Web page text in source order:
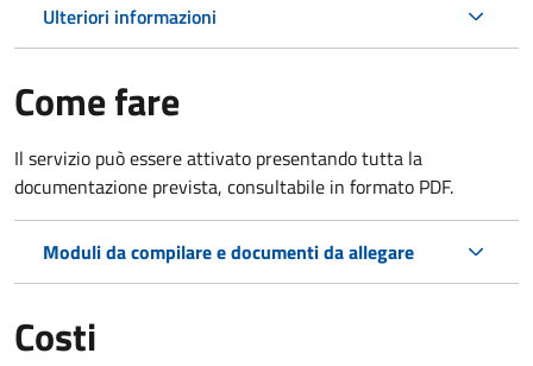
Ulteriori informazioni
Come fare
Il servizio può essere attivato presentando tutta la
documentazione prevista, consultabile in formato PDF.
Moduli da compilare e documenti da allegare
Costi